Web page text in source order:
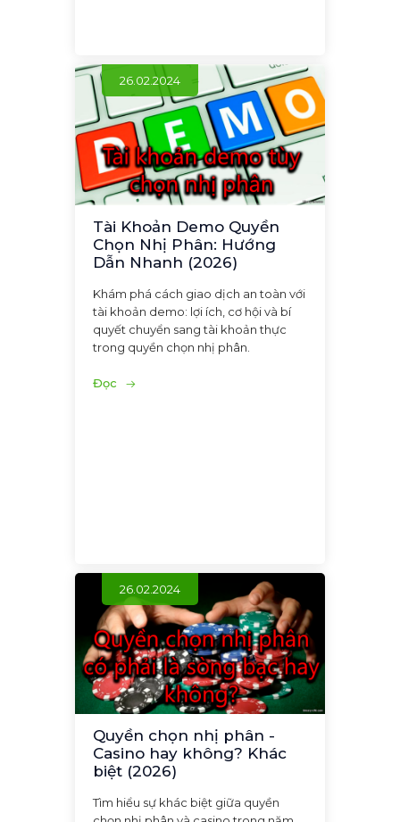
26.02.2024
Tài Khoản Demo Quyền
Chọn Nhị Phân: Hướng
Dẫn Nhanh (2026)
Khám phá cách giao dịch an toàn với
tài khoản demo: lợi ích, cơ hội và bí
quyết chuyển sang tài khoản thực
trong quyền chọn nhị phân.
Đọc
26.02.2024
Quyền chọn nhị phân -
Casino hay không? Khác
biệt (2026)
Tìm hiểu sự khác biệt giữa quyền